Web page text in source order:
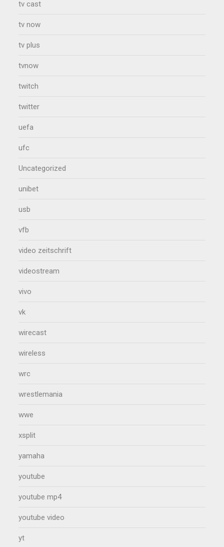
tv cast
tv now
tv plus
tvnow
twitch
twitter
uefa
ufc
Uncategorized
unibet
usb
vfb
video zeitschrift
videostream
vivo
vk
wirecast
wireless
wrc
wrestlemania
wwe
xsplit
yamaha
youtube
youtube mp4
youtube video
yt